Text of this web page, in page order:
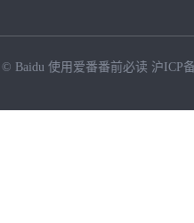
© Baidu 使用爱番番前必读 沪ICP